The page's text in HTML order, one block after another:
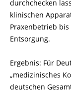
durchchecken
klinischen
Praxenbetrieb
Entsorgung.
Ergebnis: Für
„medizinisches
deutschen